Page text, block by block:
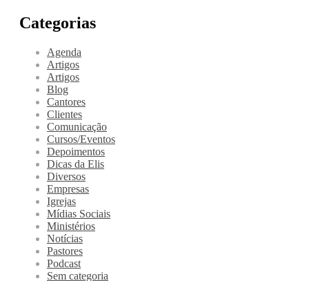
Categorias
Agenda
Artigos
Artigos
Blog
Cantores
Clientes
Comunicação
Cursos/Eventos
Depoimentos
Dicas da Elis
Diversos
Empresas
Igrejas
Mídias Sociais
Ministérios
Notícias
Pastores
Podcast
Sem categoria